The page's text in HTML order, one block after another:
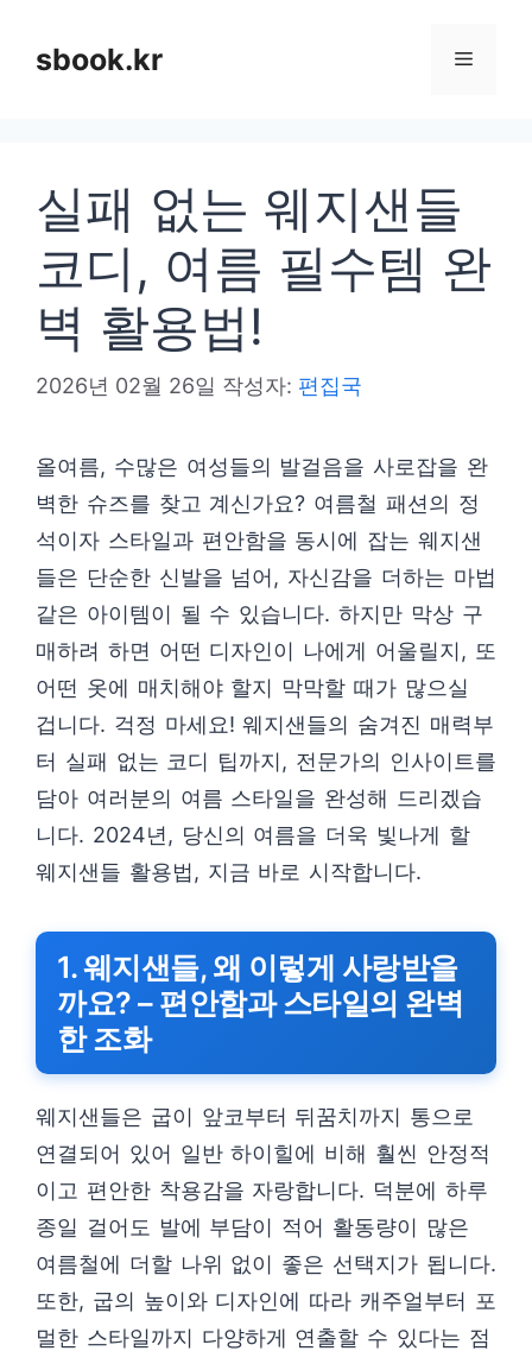
sbook.kr 메
실패 없는 웨지샌들
코디, 여름 필수템 완
벽 활용법!
2026년 02월 26일 작성자: 편집국
올여름, 수많은 여성들의 발걸음을 사로잡을 완
벽한 슈즈를 찾고 계신가요? 여름철 패션의 정
석이자 스타일과 편안함을 동시에 잡는 웨지샌
들은 단순한 신발을 넘어, 자신감을 더하는 마법
같은 아이템이 될 수 있습니다. 하지만 막상 구
매하려 하면 어떤 디자인이 나에게 어울릴지, 또
어떤 옷에 매치해야 할지 막막할 때가 많으실
겁니다. 걱정 마세요! 웨지샌들의 숨겨진 매력부
터 실패 없는 코디 팁까지, 전문가의 인사이트를
담아 여러분의 여름 스타일을 완성해 드리겠습
니다. 2024년, 당신의 여름을 더욱 빛나게 할
웨지샌들 활용법, 지금 바로 시작합니다.
1. 웨지샌들, 왜 이렇게 사랑받을
까요? – 편안함과 스타일의 완벽
한 조화
웨지샌들은 굽이 앞코부터 뒤꿈치까지 통으로
연결되어 있어 일반 하이힐에 비해 훨씬 안정적
이고 편안한 착용감을 자랑합니다. 덕분에 하루
종일 걸어도 발에 부담이 적어 활동량이 많은
여름철에 더할 나위 없이 좋은 선택지가 됩니다.
또한, 굽의 높이와 디자인에 따라 캐주얼부터 포
멀한 스타일까지 다양하게 연출할 수 있다는 점